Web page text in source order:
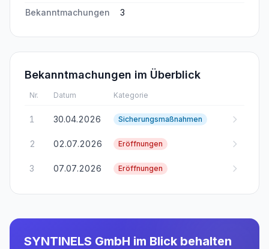
Bekanntmachungen
3
Bekanntmachungen im Überblick
Nr. Datum Kategorie
1 30.04.2026 Sicherungsmaßnahmen
2 02.07.2026 Eröffnungen
3 07.07.2026 Eröffnungen
SYNTINELS GmbH im Blick behalten